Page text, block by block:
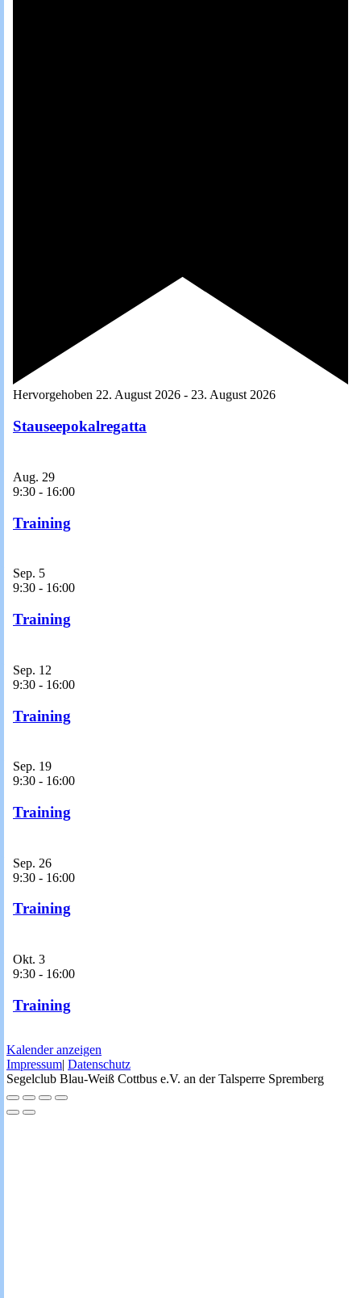
Hervorgehoben 22. August 2026 - 23. August 2026
Stauseepokalregatta
Aug. 29
9:30 - 16:00
Training
Sep. 5
9:30 - 16:00
Training
Sep. 12
9:30 - 16:00
Training
Sep. 19
9:30 - 16:00
Training
Sep. 26
9:30 - 16:00
Training
Okt. 3
9:30 - 16:00
Training
Kalender anzeigen
Impressum| Datenschutz
Segelclub Blau-Weiß Cottbus e.V. an der Talsperre Spremberg